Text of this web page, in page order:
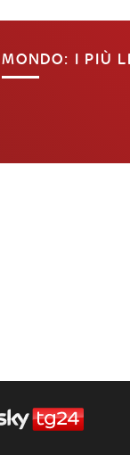
MONDO: I PIÙ